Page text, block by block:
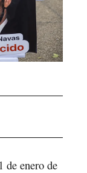
de enero de